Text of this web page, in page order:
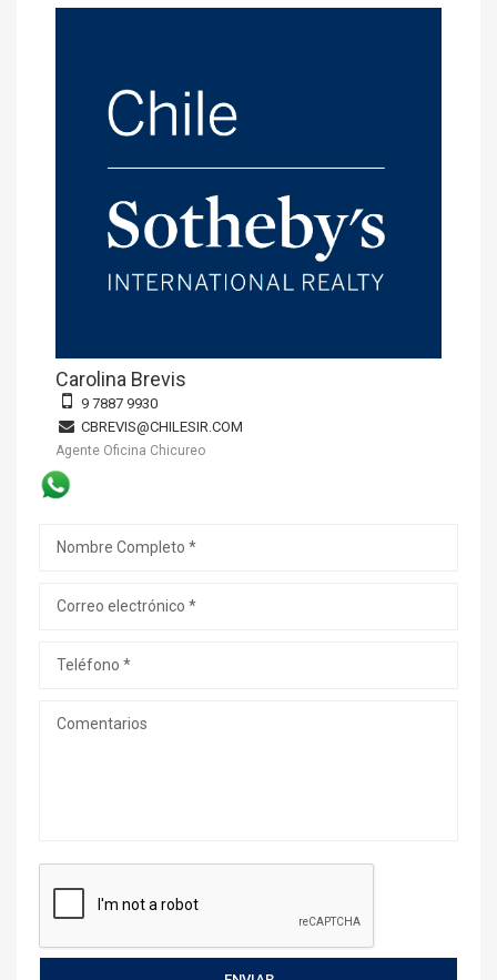
Carolina Brevis
9 7887 9930
CBREVIS@CHILESIR.COM
Agente Oficina Chicureo